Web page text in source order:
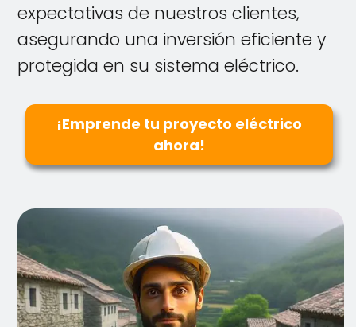
expectativas de nuestros clientes,
asegurando una inversión eficiente y
protegida en su sistema eléctrico.
¡Emprende tu proyecto eléctrico
ahora!